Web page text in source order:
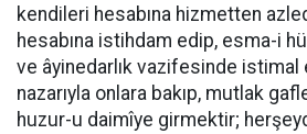
kendileri hesabına hizmetten
hesabına istihdam edip, esma-i
ve âyinedarlık vazifesinde istimal
nazarıyla onlara bakıp, mutlak
huzur-u daimîye girmektir;